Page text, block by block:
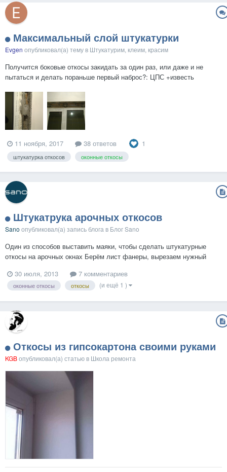
Максимальный слой штукатурки
Evgen опубликовал(а) тему в Штукатурим, клеим, красим
Получится боковые откосы закидать за один раз, или даже и не
пытаться и делать пораньше первый наброс?: ЦПС +известь
11 ноября, 2017 38 ответов 1
штукатурка откосов оконные откосы
Штукатрука арочных откосов
Sano опубликовал(а) запись блога в Блог Sano
Один из способов выставить маяки, чтобы сделать штукатурные
откосы на арочных окнах Берём лист фанеры, вырезаем нужный
профиль для гкл ПН 27х28 нарезанный мелкой змейкой. Далее
устанавливаем эту конструкцию в окон...
30 июля, 2013 7 комментариев
оконные откосы откосы (и ещё 1 )
Откосы из гипсокартона своими руками
KGBопубликовал(а) статью в Школа ремонта